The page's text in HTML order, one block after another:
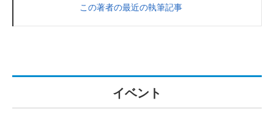
この著者の最近の執筆記事
イベント